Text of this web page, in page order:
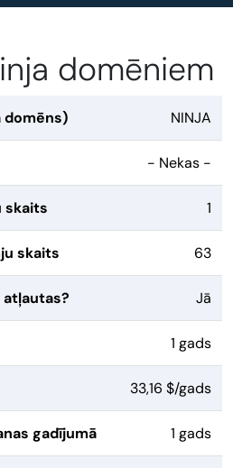
domēniem
domēns) NINJA
- Nekas -
skaits 1
skaits 63
Jā
1 gads
33,16 $/gads
gadījumā 1 gads